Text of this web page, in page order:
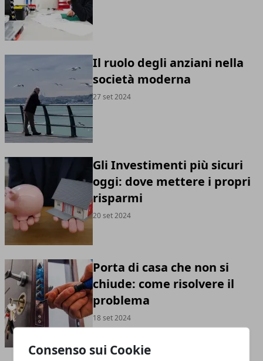
Consenso sui Cookie
Il ruolo degli anziani nella
società moderna
27 set 2024
Gli Investimenti più sicuri
oggi: dove mettere i propri
risparmi
20 set 2024
Porta di casa che non si
chiude: come risolvere il
problema
18 set 2024